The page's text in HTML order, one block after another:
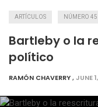
ARTÍCULOS NÚMERO 45
Bartleby o la
político
RAMÓN CHAVERRY,JUNE